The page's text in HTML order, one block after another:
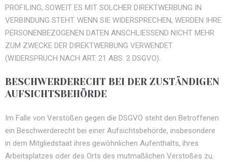
PROFILING, SOWEIT ES MIT SOLCHER DIREKTWERBUNG IN
VERBINDUNG STEHT. WENN SIE WIDERSPRECHEN, WERDEN IHRE
PERSONENBEZOGENEN DATEN ANSCHLIESSEND NICHT MEHR
ZUM ZWECKE DER DIREKTWERBUNG VERWENDET
(WIDERSPRUCH NACH ART. 21 ABS. 2 DSGVO).
BESCHWERDERECHT BEI DER ZUSTÄNDIGEN
AUFSICHTSBEHÖRDE
Im Falle von Verstößen gegen die DSGVO steht den Betroffenen
ein Beschwerderecht bei einer Aufsichtsbehörde, insbesondere
in dem Mitgliedstaat ihres gewöhnlichen Aufenthalts, ihres
Arbeitsplatzes oder des Orts des mutmaßlichen Verstoßes zu.